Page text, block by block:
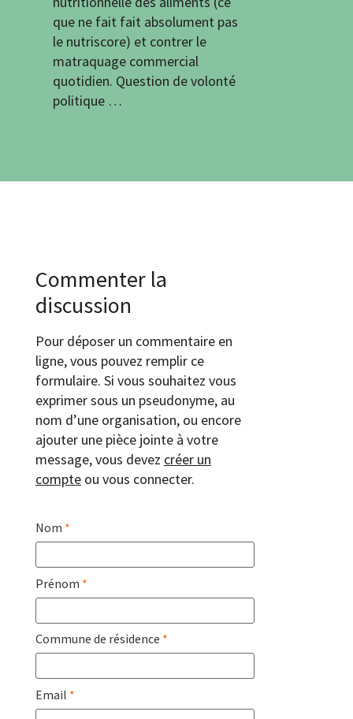
que ne fait fait absolument pas
le nutriscore) et contrer le
matraquage commercial
quotidien. Question de volonté
politique …
Commenter la
discussion
Pour déposer un commentaire en
ligne, vous pouvez remplir ce
formulaire. Si vous souhaitez vous
exprimer sous un pseudonyme, au
nom d’une organisation, ou encore
ajouter une pièce jointe à votre
message, vous devez créer un
compteou vous connecter.
Nom *
Prénom *
Commune de résidence *
Email *